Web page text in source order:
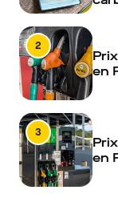
2
en
3
en